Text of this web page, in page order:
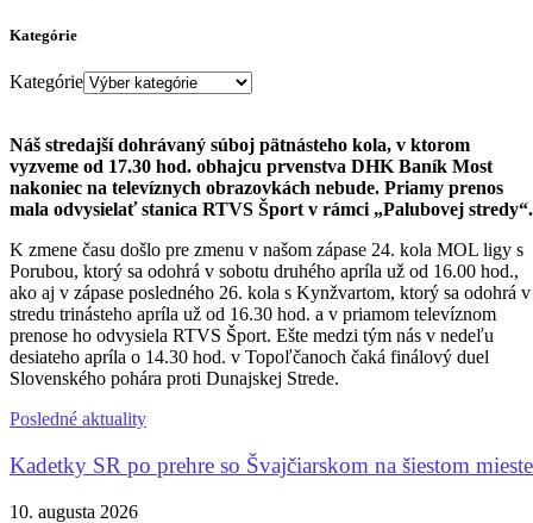
Kategórie
Kategórie
Náš stredajší dohrávaný súboj pätnásteho kola, v ktorom
vyzveme od 17.30 hod. obhajcu prvenstva DHK Baník Most
nakoniec na televíznych obrazovkách nebude. Priamy prenos
mala odvysielať stanica RTVS Šport v rámci „Palubovej stredy“.
K zmene času došlo pre zmenu v našom zápase 24. kola MOL ligy s
Porubou, ktorý sa odohrá v sobotu druhého apríla už od 16.00 hod.,
ako aj v zápase posledného 26. kola s Kynžvartom, ktorý sa odohrá v
stredu trinásteho apríla už od 16.30 hod. a v priamom televíznom
prenose ho odvysiela RTVS Šport. Ešte medzi tým nás v nedeľu
desiateho apríla o 14.30 hod. v Topoľčanoch čaká finálový duel
Slovenského pohára proti Dunajskej Strede.
Posledné aktuality
Kadetky SR po prehre so Švajčiarskom na šiestom mieste
10. augusta 2026